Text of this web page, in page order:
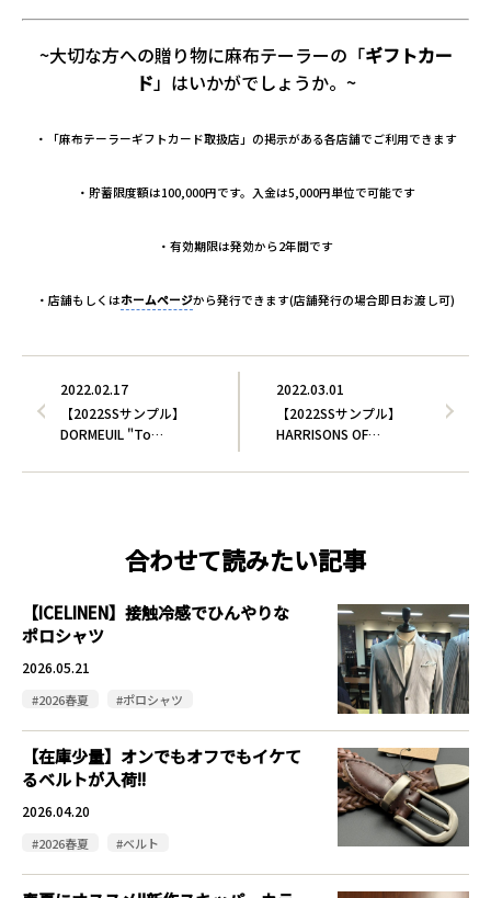
~大切な方への贈り物に麻布テーラーの「ギフトカー
ド 」はいかがでしょうか。~
・「麻布テーラーギフトカード取扱店」の掲示がある各店舗でご利用できます
・貯蓄限度額は100,000円です。入金は5,000円単位で可能です
・有効期限は発効から2年間です
・店舗もしくはホームページから発行できます(店舗発行の場合即日お渡し可)
2022.03.01
【2022SSサンプル】
HARRISONS OF…
2022.02.17
【2022SSサンプル】
DORMEUIL "To…
合わせて読みたい記事
【ICELINEN】接触冷感でひんやりな
ポロシャツ
2026.05.21
#2026春夏 #ポロシャツ
【在庫少量】オンでもオフでもイケて
るベルトが入荷!!
2026.04.20
#2026春夏 #ベルト